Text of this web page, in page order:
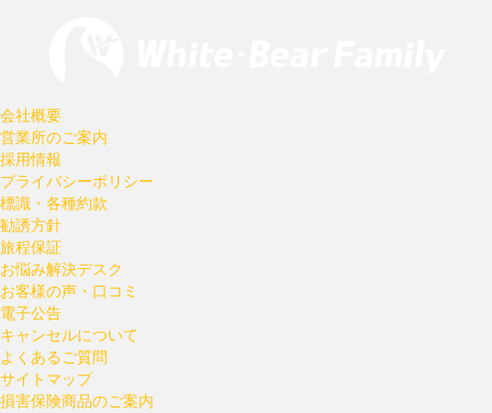
会社概要
営業所のご案内
採用情報
プライバシーポリシー
標識・各種約款
勧誘方針
旅程保証
お悩み解決デスク
お客様の声・口コミ
電子公告
キャンセルについて
よくあるご質問
サイトマップ
損害保険商品のご案内